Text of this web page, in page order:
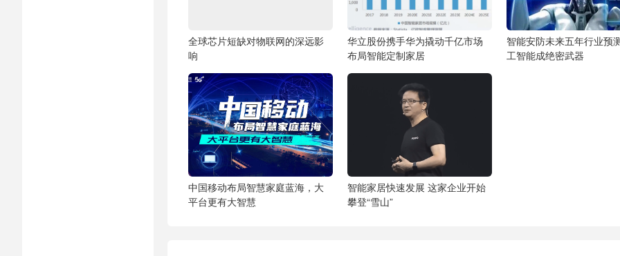
全球芯片短缺对物联网的深远影
响
华立股份携手华为撬动千亿市场
布局智能定制家居
智能安防未来五年行业预
工智能成绝密武器
中国移动布局智慧家庭蓝海，大
平台更有大智慧
智能家居快速发展 这家企业开始
攀登“雪山”